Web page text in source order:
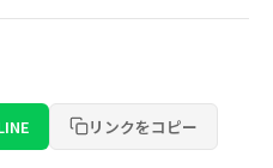
リンクをコピー